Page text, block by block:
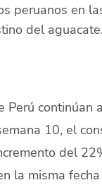
peruanos en
del aguacate.
continúan
10, el
del
la misma